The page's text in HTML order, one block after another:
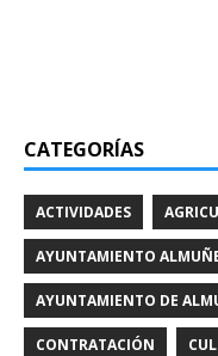
CATEGORÍAS
ACTIVIDADES
AYUNTAMIENTO
AYUNTAMIENTO DE
CONTRATACIÓN